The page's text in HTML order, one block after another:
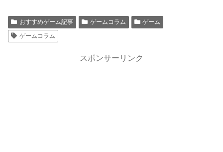
おすすめゲーム記事 ゲームコラム
ゲーム
ゲームコラム
スポンサーリンク